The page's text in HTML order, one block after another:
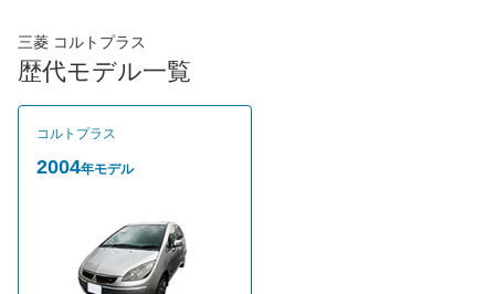
三菱 コルトプラス
歴代モデル一覧
コルトプラス
2004年モデル